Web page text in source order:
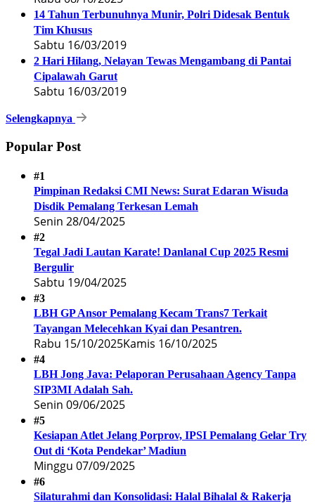
14 Tahun Terbunuhnya Munir, Polri Didesak Bentuk
Tim Khusus
Sabtu 16/03/2019
2 Hari Hilang, Nelayan Tewas Mengambang di Pantai
Cipalawah Garut
Sabtu 16/03/2019
Selengkapnya
Popular Post
#1
Pimpinan Redaksi CMI News: Surat Edaran Wisuda
Disdik Pemalang Terkesan Lemah
Senin 28/04/2025
#2
Tegal Jadi Lautan Karate! Danlanal Cup 2025 Resmi
Bergulir
Sabtu 19/04/2025
#3
LBH GP Ansor Pemalang Kecam Trans7 Terkait
Tayangan Melecehkan Kyai dan Pesantren.
Rabu 15/10/2025Kamis 16/10/2025
#4
LBH Jong Java: Pelaporan Perusahaan Agency Tanpa
SIP3MI Adalah Sah.
Senin 09/06/2025
#5
Kesiapan Atlet Jelang Porprov, IPSI Pemalang Gelar Try
Out di ‘Kota Pendekar’ Madiun
Minggu 07/09/2025
#6
Silaturahmi dan Konsolidasi: Halal Bihalal & Rakerja